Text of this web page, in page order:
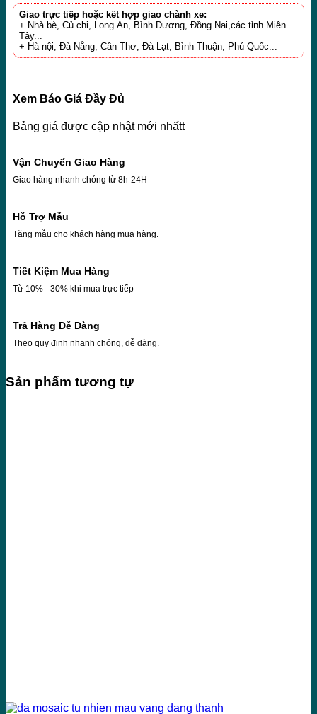
Giao trực tiếp hoặc kết hợp giao chành xe:
+ Nhà bè, Củ chi, Long An, Bình Dương, Đồng Nai,các tỉnh Miền
Tây...
+ Hà nội, Đà Nẳng, Cần Thơ, Đà Lạt, Bình Thuận, Phú Quốc...
Xem Báo Giá Đầy Đủ
Bảng giá được cập nhật mới nhấtt
Vận Chuyển Giao Hàng
Giao hàng nhanh chóng từ 8h-24H
Hỗ Trợ Mẫu
Tặng mẫu cho khách hàng mua hàng.
Tiết Kiệm Mua Hàng
Từ 10% - 30% khi mua trực tiếp
Trả Hàng Dễ Dàng
Theo quy định nhanh chóng, dễ dàng.
Sản phẩm tương tự